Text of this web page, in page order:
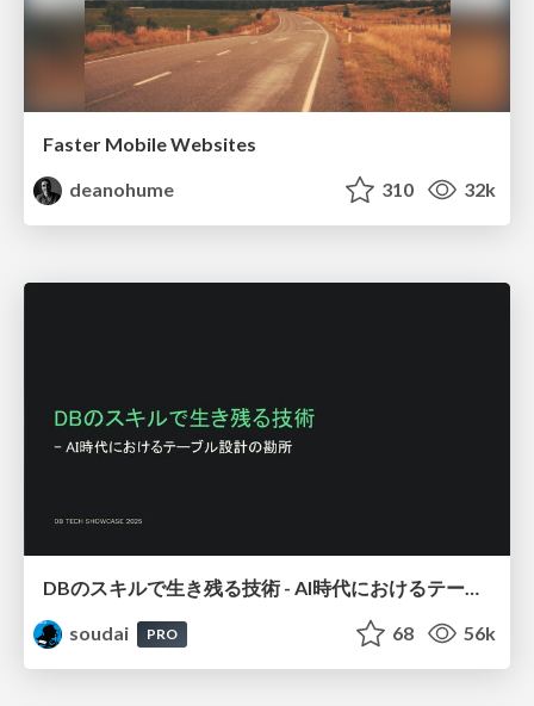
Faster Mobile Websites
deanohume
310 32k
DBのスキルで生き残る技術 - AI時代におけるテーブル設計の勘所
soudai
PRO 68 56k